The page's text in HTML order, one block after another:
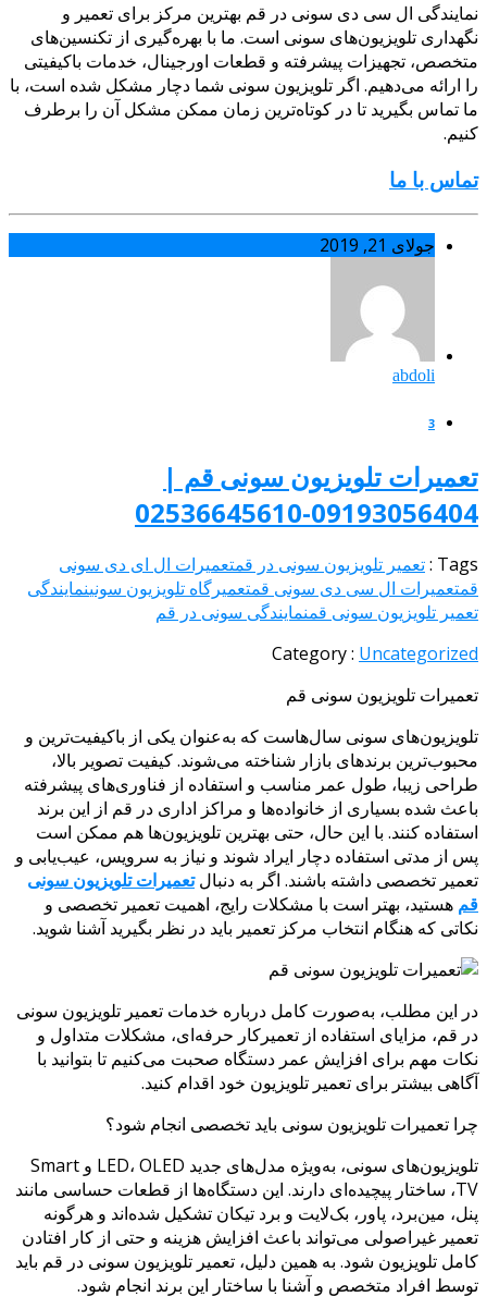
نمایندگی ال‌ سی‌ دی سونی در قم بهترین مرکز برای تعمیر و
نگهداری تلویزیون‌های سونی است. ما با بهره‌گیری از تکنسین‌های
متخصص، تجهیزات پیشرفته و قطعات اورجینال، خدمات باکیفیتی
را ارائه می‌دهیم. اگر تلویزیون سونی شما دچار مشکل شده است، با
ما تماس بگیرید تا در کوتاه‌ترین زمان ممکن مشکل آن را برطرف
کنیم.
تماس با ما
جولای 21, 2019
abdoli
3
تعمیرات تلویزیون سونی قم |
09193056404-02536645610
Tags : تعمیر تلویزیون سونی در قمتعمیرات ال ای دی سونی
قمتعمیرات ال سی دی سونی قمتعمیرگاه تلویزیون سونینمایندگی
تعمیر تلویزیون سونی قمنمایندگی سونی در قم
Category : Uncategorized
تعمیرات تلویزیون سونی قم
تلویزیون‌های سونی سال‌هاست که به‌عنوان یکی از باکیفیت‌ترین و
محبوب‌ترین برندهای بازار شناخته می‌شوند. کیفیت تصویر بالا،
طراحی زیبا، طول عمر مناسب و استفاده از فناوری‌های پیشرفته
باعث شده بسیاری از خانواده‌ها و مراکز اداری در قم از این برند
استفاده کنند. با این حال، حتی بهترین تلویزیون‌ها هم ممکن است
پس از مدتی استفاده دچار ایراد شوند و نیاز به سرویس، عیب‌یابی و
تعمیر تخصصی داشته باشند. اگر به دنبالتعمیرات تلویزیون سونی
قم هستید، بهتر است با مشکلات رایج، اهمیت تعمیر تخصصی و
نکاتی که هنگام انتخاب مرکز تعمیر باید در نظر بگیرید آشنا شوید.
در این مطلب، به‌صورت کامل درباره خدمات تعمیر تلویزیون سونی
در قم، مزایای استفاده از تعمیرکار حرفه‌ای، مشکلات متداول و
نکات مهم برای افزایش عمر دستگاه صحبت می‌کنیم تا بتوانید با
آگاهی بیشتر برای تعمیر تلویزیون خود اقدام کنید.
چرا تعمیرات تلویزیون سونی باید تخصصی انجام شود؟
تلویزیون‌های سونی، به‌ویژه مدل‌های جدید LED، OLED و Smart
TV، ساختار پیچیده‌ای دارند. این دستگاه‌ها از قطعات حساسی مانند
پنل، مین‌برد، پاور، بک‌لایت و برد تیکان تشکیل شده‌اند و هرگونه
تعمیر غیراصولی می‌تواند باعث افزایش هزینه و حتی از کار افتادن
کامل تلویزیون شود. به همین دلیل، تعمیر تلویزیون سونی در قم باید
توسط افراد متخصص و آشنا با ساختار این برند انجام شود.